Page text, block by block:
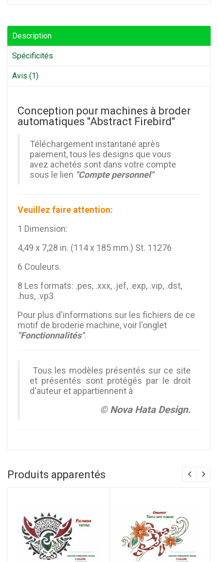
Description
Spécificités
Avis (1)
Conception pour machines à broder
automatiques "Abstract Firebird"
Téléchargement instantané après
paiement, tous les designs que vous
avez achetés sont dans votre compte
sous le lien "Compte personnel"
Veuillez faire attention:
1 Dimension:
4,49 x 7,28 in. (114 x 185 mm.) St. 11276
6 Couleurs.
8 Les formats: .pes, .xxx, .jef, .exp, .vip, .dst,
.hus, .vp3
Pour plus d'informations sur les fichiers de ce
motif de broderie machine, voir l'onglet
"Fonctionnalités".
Tous les modèles présentés sur ce site
et présentés sont protégés par le droit
d'auteur et appartiennent à
© Nova Hata Design.
Produits apparentés